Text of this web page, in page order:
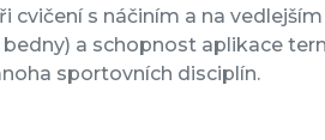
s náčiním a na
bedny) a schopnost aplikace
sportovních disciplín.